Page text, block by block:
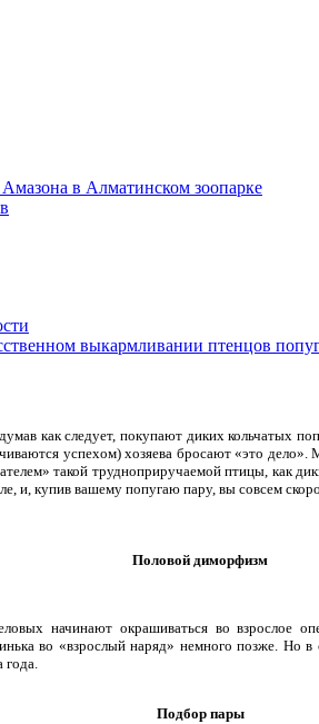
в Алматинском зоопарке
выкармливании птенцов
как следует, покупают диких кольчатых
успехом) хозяева бросают «это
такой трудноприручаемой птицы, как
и, купив вашему попугаю пару, вы совсем
Половой диморфизм
начинают окрашиваться во взрослое
во «взрослый наряд» немного позже. Но
года.
Подбор пары